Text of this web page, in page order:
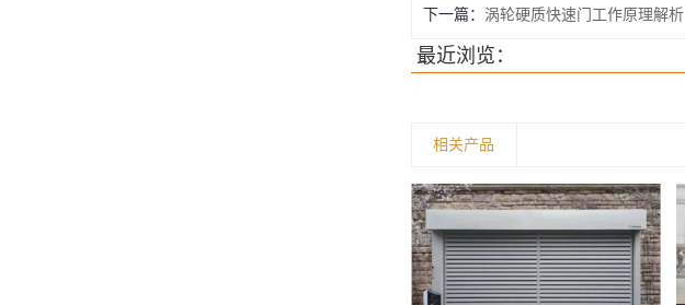
下一篇： 涡轮硬质快速门工作原理解析
最近浏览：
相关产品